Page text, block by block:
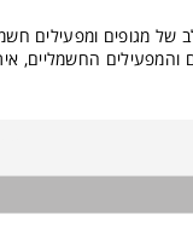
של מגופים ומפעילים
והמפעילים החשמליים,
צוות טכני והיכרות